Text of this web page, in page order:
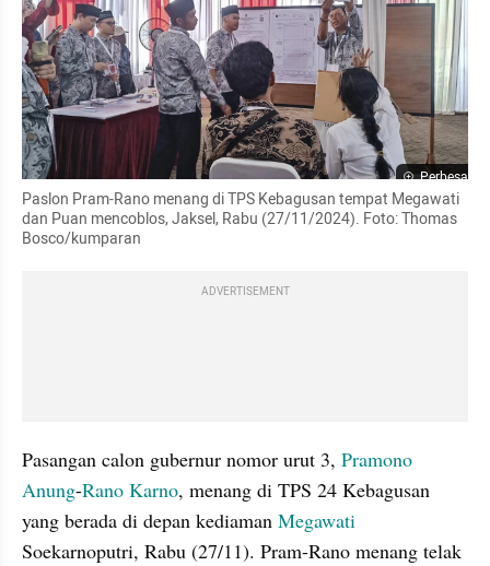
Perbesar
Paslon Pram-Rano menang di TPS Kebagusan tempat Megawati
dan Puan mencoblos, Jaksel, Rabu (27/11/2024). Foto: Thomas
Bosco/kumparan
ADVERTISEMENT
Pasangan calon gubernur nomor urut 3, Pramono
Anung-Rano Karno, menang di TPS 24 Kebagusan
yang berada di depan kediaman Megawati
Soekarnoputri, Rabu (27/11). Pram-Rano menang telak